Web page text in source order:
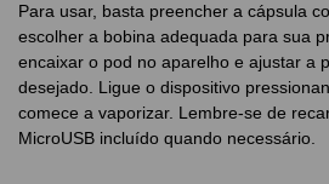
Para usar, basta preencher a cápsula
escolher a bobina adequada para sua
encaixar o pod no aparelho e ajustar a
desejado. Ligue o dispositivo
comece a vaporizar. Lembre-se de
MicroUSB incluído quando necessário.